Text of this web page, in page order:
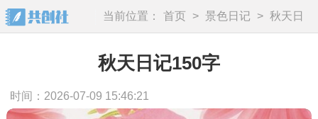
当前位置： 首页 > 景色日记 > 秋天日
记
秋天日记150字
时间：2026-07-09 15:46:21